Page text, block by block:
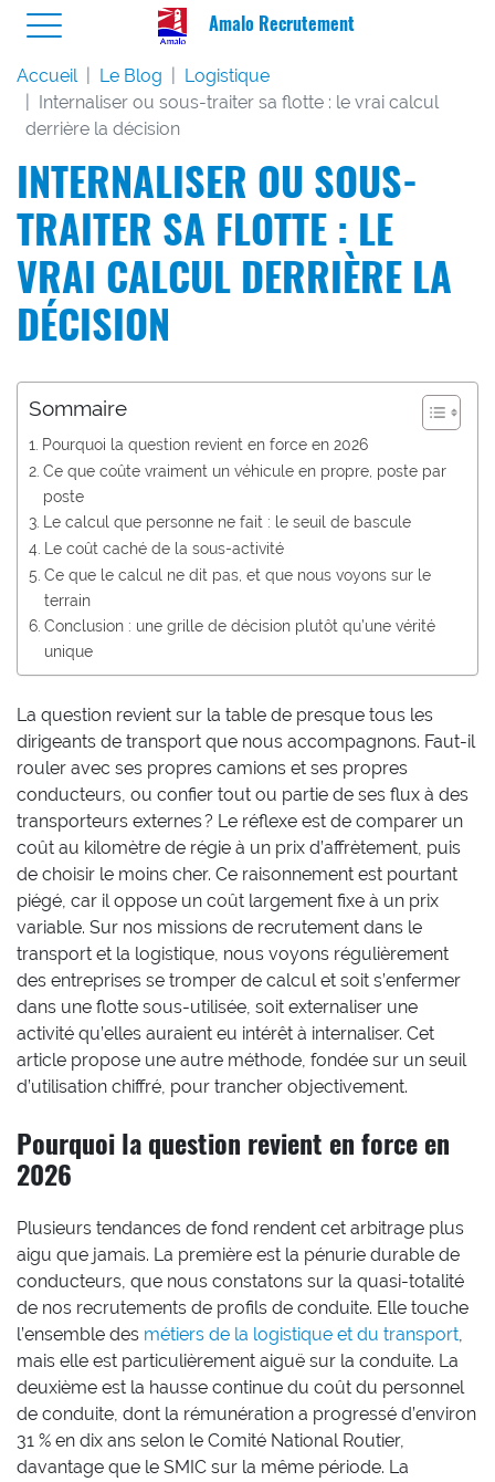
Amalo Recrutement
Accueil Le Blog
Logistique
Internaliser ou sous-traiter sa flotte : le vrai calcul
derrière la décision
INTERNALISER OU SOUS-
TRAITER SA FLOTTE : LE
VRAI CALCUL DERRIÈRE LA
DÉCISION
Sommaire
Pourquoi la question revient en force en 2026
Ce que coûte vraiment un véhicule en propre, poste par
poste
Le calcul que personne ne fait : le seuil de bascule
Le coût caché de la sous-activité
Ce que le calcul ne dit pas, et que nous voyons sur le
terrain
Conclusion : une grille de décision plutôt qu’une vérité
unique
La question revient sur la table de presque tous les
dirigeants de transport que nous accompagnons. Faut-il
rouler avec ses propres camions et ses propres
conducteurs, ou confier tout ou partie de ses flux à des
transporteurs externes ? Le réflexe est de comparer un
coût au kilomètre de régie à un prix d’affrètement, puis
de choisir le moins cher. Ce raisonnement est pourtant
piégé, car il oppose un coût largement fixe à un prix
variable. Sur nos missions de recrutement dans le
transport et la logistique, nous voyons régulièrement
des entreprises se tromper de calcul et soit s’enfermer
dans une flotte sous-utilisée, soit externaliser une
activité qu’elles auraient eu intérêt à internaliser. Cet
article propose une autre méthode, fondée sur un seuil
d’utilisation chiffré, pour trancher objectivement.
Pourquoi la question revient en force en
2026
Plusieurs tendances de fond rendent cet arbitrage plus
aigu que jamais. La première est la pénurie durable de
conducteurs, que nous constatons sur la quasi-totalité
de nos recrutements de profils de conduite. Elle touche
l’ensemble des métiers de la logistique et du transport,
mais elle est particulièrement aiguë sur la conduite. La
deuxième est la hausse continue du coût du personnel
de conduite, dont la rémunération a progressé d’environ
31 % en dix ans selon le Comité National Routier,
davantage que le SMIC sur la même période. La